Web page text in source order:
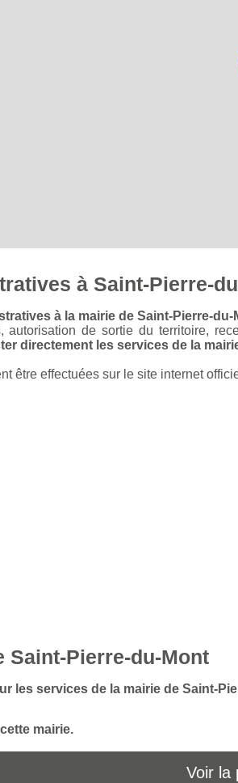
à Saint-Pierre-
à la mairie de Saint-Pierre-du-
autorisation de sortie du territoire,
directement les services de la
être effectuées sur le site internet
Saint-Pierre-du-Mont
les services de la mairie de Saint-
mairie.
Voir la